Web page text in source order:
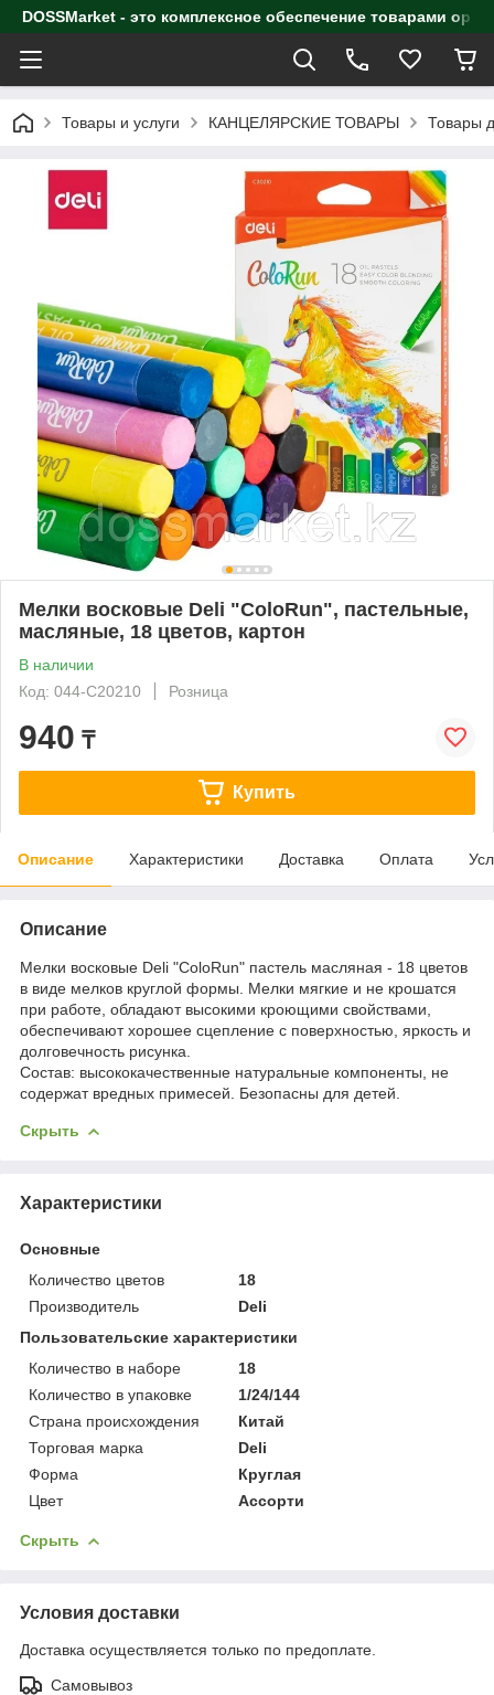
DOSSMarket - это комплексное обеспечение товарами
Товары и услуги КАНЦЕЛЯРСКИЕ ТОВАРЫ Товары
Мелки восковые Deli "ColoRun", пастельные,
масляные, 18 цветов, картон
В наличии
Код: 044-C20210
Розница
940 ₸
Купить
Описание Характеристики Доставка Оплата
Описание
Мелки восковые Deli "ColoRun" пастель масляная - 18 цветов
в виде мелков круглой формы. Мелки мягкие и не крошатся
при работе, обладают высокими кроющими свойствами,
обеспечивают хорошее сцепление с поверхностью, яркость и
долговечность рисунка.
Состав: высококачественные натуральные компоненты, не
содержат вредных примесей. Безопасны для детей.
Скрыть
Характеристики
Основные
Количество цветов
18
Производитель
Deli
Пользовательские характеристики
Количество в наборе
18
Количество в упаковке
1/24/144
Страна происхождения
Китай
Торговая марка
Deli
Форма
Круглая
Цвет
Ассорти
Скрыть
Условия доставки
Доставка осуществляется только по предоплате.
Самовывоз